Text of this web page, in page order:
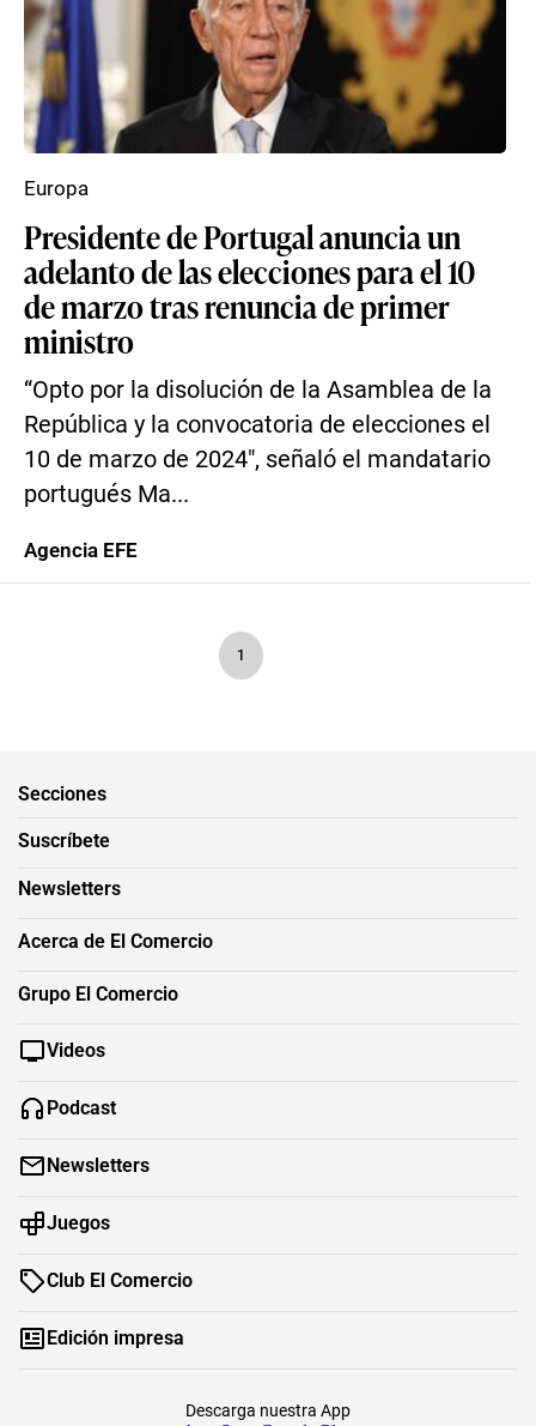
Presidente de Portugal anuncia un
adelanto de las elecciones para el 10
de marzo tras renuncia de primer
ministro
“Opto por la disolución de la Asamblea de la
República y la convocatoria de elecciones el
10 de marzo de 2024″, señaló el mandatario
portugués Ma...
Europa
Agencia EFE
1
Secciones
Suscríbete
Newsletters
Acerca de El Comercio
Grupo El Comercio
Videos
Podcast
Newsletters
Juegos
Club El Comercio
Edición impresa
Descarga nuestra App